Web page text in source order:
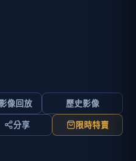
像回放 歷史影像
分享 限時特賣